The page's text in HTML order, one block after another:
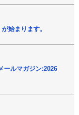
始まります。
ールマガジン:2026